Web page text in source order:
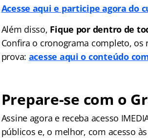
Acesse aqui e participe agora do
Além disso, Fique por dentro de
Confira o cronograma completo,
prova: acesse aqui o conteúdo
Prepare-se com o
Assine agora e receba acesso
públicos e, o melhor, com acesso